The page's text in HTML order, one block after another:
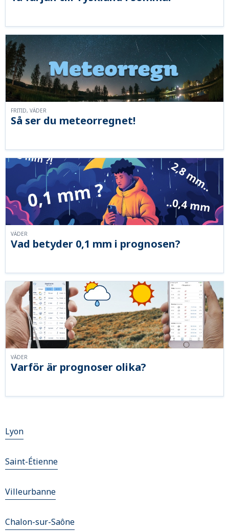
Så ser du meteorregnet!
FRITID, VÄDER
Vad betyder 0,1 mm i prognosen?
VÄDER
Varför är prognoser olika?
VÄDER
Lyon
Saint-Étienne
Villeurbanne
Chalon-sur-Saône